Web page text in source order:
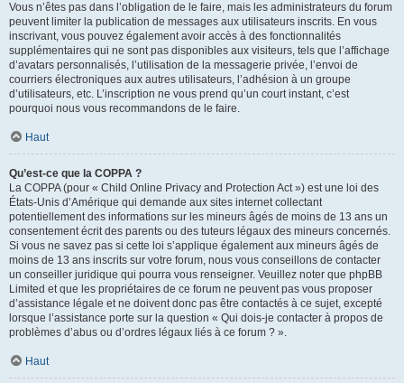
Vous n’êtes pas dans l’obligation de le faire, mais les administrateurs du forum
peuvent limiter la publication de messages aux utilisateurs inscrits. En vous
inscrivant, vous pouvez également avoir accès à des fonctionnalités
supplémentaires qui ne sont pas disponibles aux visiteurs, tels que l’affichage
d’avatars personnalisés, l’utilisation de la messagerie privée, l’envoi de
courriers électroniques aux autres utilisateurs, l’adhésion à un groupe
d’utilisateurs, etc. L’inscription ne vous prend qu’un court instant, c’est
pourquoi nous vous recommandons de le faire.
Haut
Qu’est-ce que la COPPA ?
La COPPA (pour « Child Online Privacy and Protection Act ») est une loi des
États-Unis d’Amérique qui demande aux sites internet collectant
potentiellement des informations sur les mineurs âgés de moins de 13 ans un
consentement écrit des parents ou des tuteurs légaux des mineurs concernés.
Si vous ne savez pas si cette loi s’applique également aux mineurs âgés de
moins de 13 ans inscrits sur votre forum, nous vous conseillons de contacter
un conseiller juridique qui pourra vous renseigner. Veuillez noter que phpBB
Limited et que les propriétaires de ce forum ne peuvent pas vous proposer
d’assistance légale et ne doivent donc pas être contactés à ce sujet, excepté
lorsque l’assistance porte sur la question « Qui dois-je contacter à propos de
problèmes d’abus ou d’ordres légaux liés à ce forum ? ».
Haut